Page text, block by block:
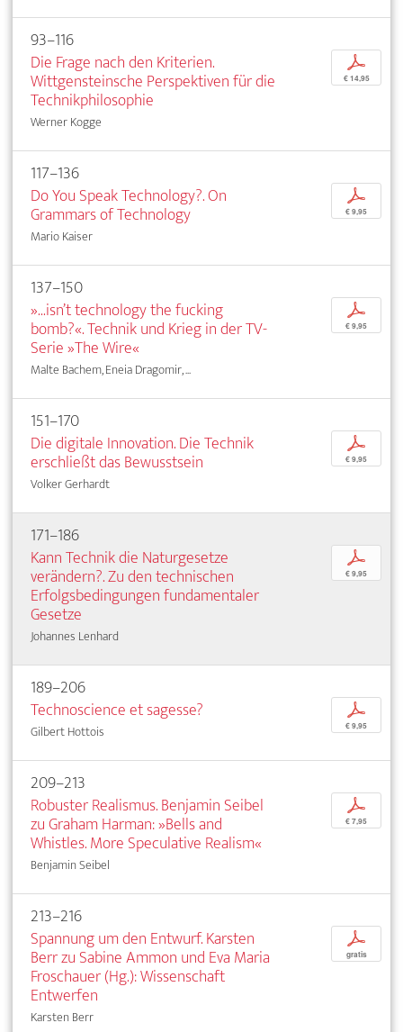
93–116
Die Frage nach den Kriterien.
Wittgensteinsche Perspektiven für die
Technikphilosophie
Werner Kogge
p
€ 14,95
117–136
Do You Speak Technology?. On
Grammars of Technology
Mario Kaiser
p
€ 9,95
137–150
»...isn’t technology the fucking
bomb?«. Technik und Krieg in der TV-
Serie »The Wire«
Malte Bachem, Eneia Dragomir, ...
p
€ 9,95
151–170
Die digitale Innovation. Die Technik
erschließt das Bewusstsein
Volker Gerhardt
p
€ 9,95
171–186
Kann Technik die Naturgesetze
verändern?. Zu den technischen
Erfolgsbedingungen fundamentaler
Gesetze
Johannes Lenhard
p
€ 9,95
189–206
Technoscience et sagesse?
Gilbert Hottois
p
€ 9,95
209–213
Robuster Realismus. Benjamin Seibel
zu Graham Harman: »Bells and
Whistles. More Speculative Realism«
Benjamin Seibel
p
€ 7,95
213–216
Spannung um den Entwurf. Karsten
Berr zu Sabine Ammon und Eva Maria
Froschauer (Hg.): Wissenschaft
Entwerfen
Karsten Berr
p
gratis